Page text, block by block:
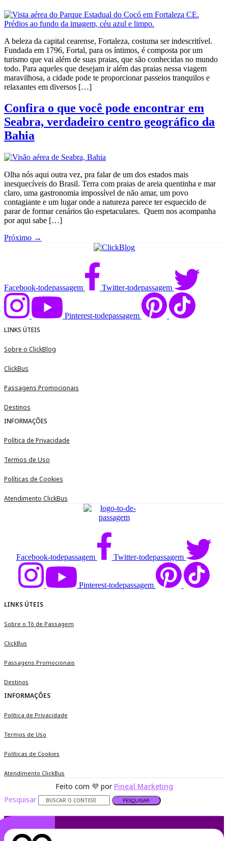
A beleza da capital cearense, Fortaleza, costuma ser indescritível.
Fundada em 1796, Fortal, para os íntimos, é composta por um
turismo que vai além de suas praias, que são conhecidas no mundo
todo. Para aqueles que desejam ir além das praias nessa viagem
maravilhosa, a cidade pode te proporcionar passeios tranquilos e
relaxantes em diversos […]
Confira o que você pode encontrar em
Seabra, verdadeiro centro geográfico da
Bahia
Olha nós aqui outra vez, pra falar de um dos estados mais
inesquecíveis do Brasil. Terra com praias de areia quentinha e mar
claro, uma gastronomia impossível de não amar, um povo
contagiante e um lugar onde a natureza parece ter esquecido de
parar de formar cenários tão espetaculares. Quem nos acompanha
por aqui sabe […]
Próximo →
Facebook-todepassagem Twitter-todepassagem
Pinterest-todepassagem
LINKS ÚTEIS
Sobre o ClickBlog
ClickBus
Passagens Promocionais
Destinos
INFORMAÇÕES
Política de Privacidade
Termos de Uso
Políticas de Cookies
Atendimento ClickBus
Facebook-todepassagem Twitter-todepassagem
Pinterest-todepassagem
LINKS ÚTEIS
Sobre o Tô de Passagem
ClickBus
Passagens Promocionais
Destinos
INFORMAÇÕES
Política de Privacidade
Termos de Uso
Políticas de Cookies
Atendimento ClickBus
Feito com 💜 por Pineal Marketing
Pesquisar
PESQUISAR